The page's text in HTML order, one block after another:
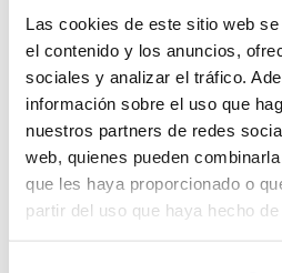
Las cookies de este sitio web
el contenido y los anuncios,
sociales y analizar el tráfico.
información sobre el uso que
nuestros partners de redes
web, quienes pueden
que les haya proporcionado o
partir del uso que haya hecho
FARMACIA CB AGUADO
C. REAL, 7